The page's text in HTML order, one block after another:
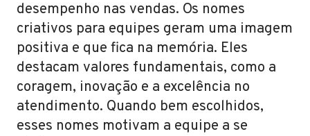
desempenho nas vendas. Os nomes
criativos para equipes geram uma imagem
positiva e que fica na memória. Eles
destacam valores fundamentais, como a
coragem, inovação e a excelência no
atendimento. Quando bem escolhidos,
esses nomes motivam a equipe a se